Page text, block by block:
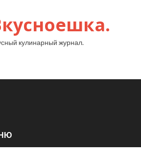
кулинарный журнал.